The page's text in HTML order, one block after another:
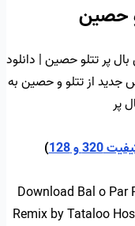
حصین
پر تتلو حصین | دانلود
جدید از تتلو و حصین به
پر
320 و 128 )
Download Bal o Par
Remix by Tataloo